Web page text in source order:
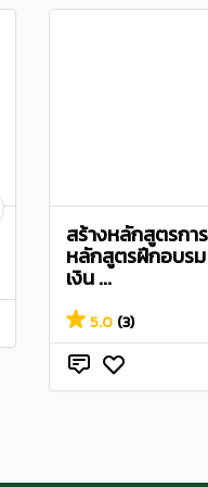
สร้างหลักสูตรก
หลักสูตรฝึกอบร
เงิน ...
5.0 (3)